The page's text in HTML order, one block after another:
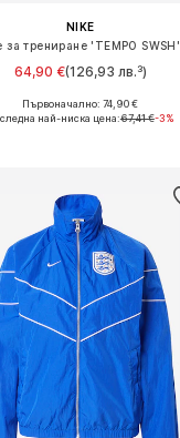
NIKE
за трениране 'TEMPO SWSH'
64,90 €(126,93 лв.³)
размери: XS, S, M, L, XL
Първоначално: 74,90 €
най-ниска цена:67,41 €-3%